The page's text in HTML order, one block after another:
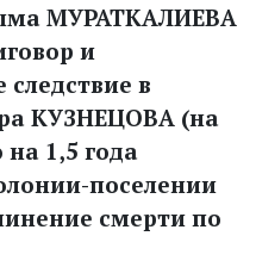
МУРАТКАЛИЕВА
и
следствие в
КУЗНЕЦОВА (на
1,5 года
поселении
смерти по